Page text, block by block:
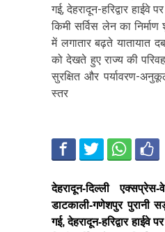
गई, देहरादून-हरिद्वार
किमी सर्विस लेन का
में लगातार बढ़ते यातायात
को देखते हुए राज्य की
सुरक्षित और पर्यावरण-
स्तर
देहरादून-दिल्ली
डाटकाली-गणेशपुर पुरानी
गई, देहरादून-हरिद्वार